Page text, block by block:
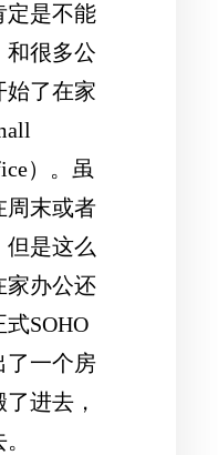
定是不能
和很多公
始了在家
）。虽
周末或者
但是这么
家办公还
SOHO
了一个房
进去，